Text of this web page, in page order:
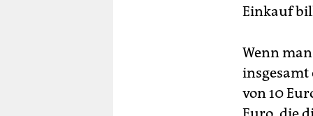
Einkauf
Wenn
insgesamt
von 10